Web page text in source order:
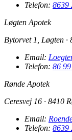
Telefon: 8639
Løgten Apotek
Bytorvet 1, Løgten ·
Email:
Telefon: 86
Rønde Apotek
Ceresvej 16 · 8410
Email:
Telefon: 8639